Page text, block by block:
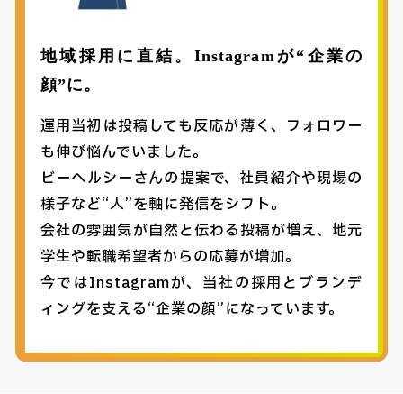
地域採用に直結。Instagramが“企業の
顔”に。
運用当初は投稿しても反応が薄く、フォロワー
も伸び悩んでいました。
ビーヘルシーさんの提案で、社員紹介や現場の
様子など“人”を軸に発信をシフト。
会社の雰囲気が自然と伝わる投稿が増え、地元
学生や転職希望者からの応募が増加。
今ではInstagramが、当社の採用とブランデ
ィングを支える“企業の顔”になっています。